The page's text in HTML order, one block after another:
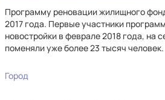
Программу реновации жилищного
2017 года. Первые участники
новостройки в феврале 2018 года, на
поменяли уже более 23 тысяч человек.
Город